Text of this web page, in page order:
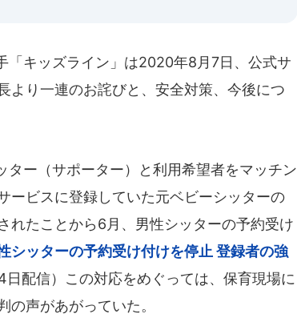
キッズライン」は2020年8月7日、公式サ
より一連のお詫びと、安全対策、今後につ
ー（サポーター）と利用希望者をマッチン
ービスに登録していた元ベビーシッターの
れたことから6月、男性シッターの予約受け
シッターの予約受け付けを停止 登録者の強
日配信）この対応をめぐっては、保育現場に
声があがっていた。